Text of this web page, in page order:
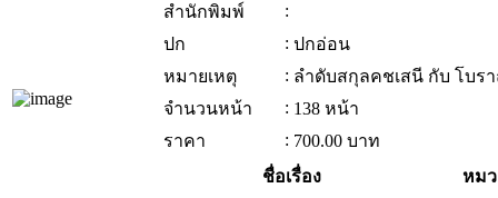
สำนักพิมพ์
:
ปก
: ปกอ่อน
หมายเหตุ
: ลำดับสกุลคชเสนี กับ โบ
จำนวนหน้า
: 138 หน้า
ราคา
: 700.00 บาท
ชื่อเรื่อง
หม